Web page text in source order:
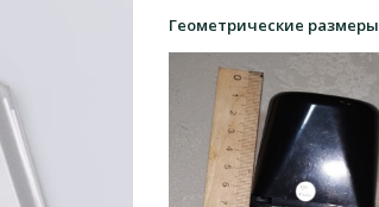
Геометрические размеры